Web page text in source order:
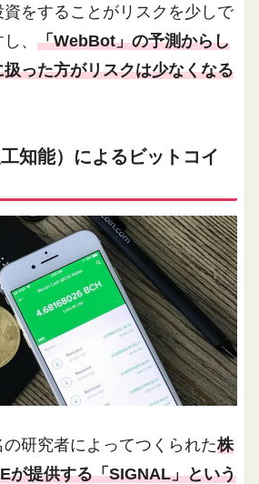
をすることがリスクを少しで
し、「WebBot」の予測からし
った方がリスクは少なくなる
知能）によるビットコイ
研究者によってつくられた株
が提供する「SIGNAL」という